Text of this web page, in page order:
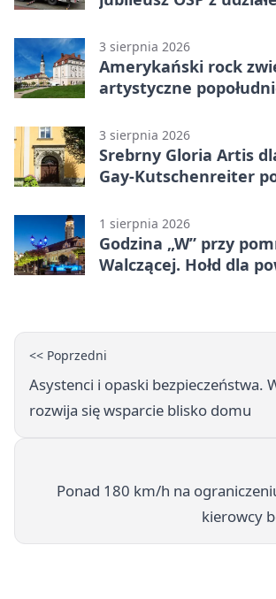
3 sierpnia 2026
Amerykański rock
artystyczne
3 sierpnia 2026
Srebrny Gloria Artis
Gay-Kutschenreiter
1 sierpnia 2026
Godzina „W” przy
Walczącej. Hołd dla
<< Poprzedni
Asystenci i opaski bezpieczeństwa.
rozwija się wsparcie blisko domu
Ponad 180 km/h na
kierowcy